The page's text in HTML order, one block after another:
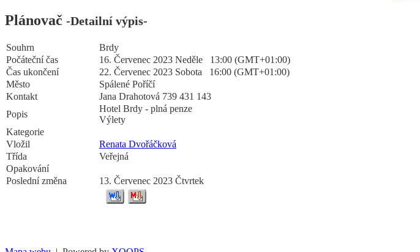
Plánovač -Detailní výpis-
Souhrn
Brdy
Počáteční čas
16. Červenec 2023 Neděle 13:00 (GMT+01:00)
Čas ukončení
22. Červenec 2023 Sobota 16:00 (GMT+01:00)
Město
Spálené Poříčí
Kontakt
Jana Drahotová 739 431 143
Popis
Hotel Brdy - plná penze
Výlety
Kategorie
Vložil
Renata Dvořáčková
Třída
Veřejná
Opakování
Poslední změna
13. Červenec 2023 Čtvrtek